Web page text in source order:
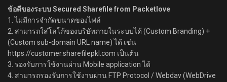
ข้อดีของระบบ Secured Sharefile from Packetlove
1. ไม่มีการจำกัดขนาดของไฟล์
2. สามารถใส่โลโก้ของบริษัทภายในระบบได้ (Custom Branding) +
(Custom sub-domain URL name) ได้ เช่น
https://customer.sharefilepkl.com เป็นต้น
3. รองรับการใช้งานผ่าน Mobile application ได้
4. สามารถรองรับการใช้งานผ่าน FTP Protocol / Webdav (WebDrive